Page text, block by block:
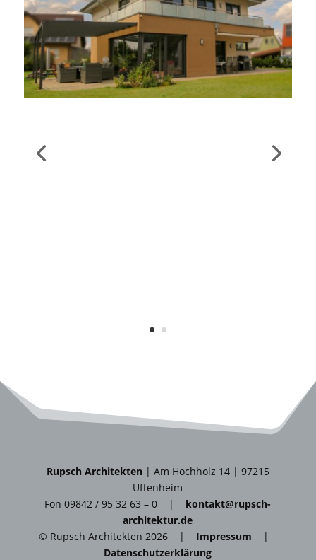
Rupsch Architekten| Am Hochholz 14 | 97215
Uffenheim
Fon 09842 / 95 32 63 – 0 | kontakt@rupsch-
architektur.de
© Rupsch Architekten 2026 | Impressum |
Datenschutzerklärung